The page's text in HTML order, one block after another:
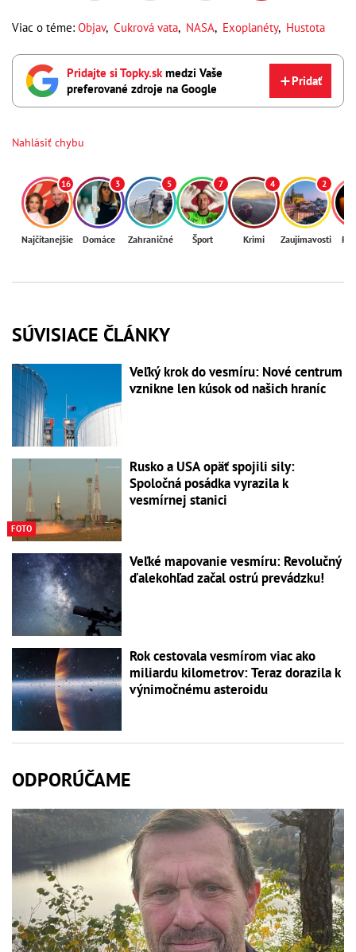
Viac o téme: Objav, Cukrová vata, NASA, Exoplanéty, Hustota
Pridajte si Topky.sk medzi Vaše
preferované zdroje na Google
Pridať
Nahlásiť chybu
16
Najčítanejšie
3
Domáce
5
Zahraničné
7
Šport
4
Krimi
2
Zaujímavosti
SÚVISIACE ČLÁNKY
Veľký krok do vesmíru: Nové centrum
vznikne len kúsok od našich hraníc
FOTO
Rusko a USA opäť spojili sily:
Spoločná posádka vyrazila k
vesmírnej stanici
Veľké mapovanie vesmíru: Revolučný
ďalekohľad začal ostrú prevádzku!
Rok cestovala vesmírom viac ako
miliardu kilometrov: Teraz dorazila k
výnimočnému asteroidu
ODPORÚČAME